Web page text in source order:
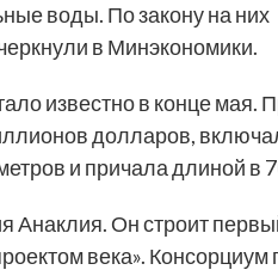
воды. По закону на них
в Минэкономики.
известно в конце мая.
долларов,
и причала длиной в
Анаклия. Он строит
века». Консорциум